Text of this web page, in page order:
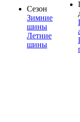
Сезон
Зимние
шины
Летние
шины